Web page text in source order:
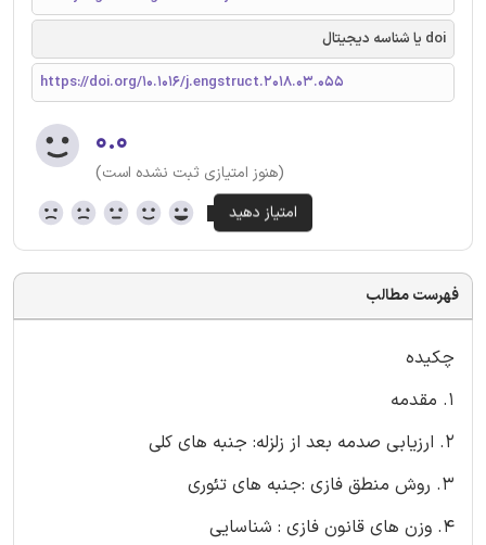
doi یا شناسه دیجیتال
https://doi.org/10.1016/j.engstruct.2018.03.055
۰.۰
(هنوز امتیازی ثبت نشده است)
فهرست مطالب
چکیده
1. مقدمه
2. ارزیابی صدمه بعد از زلزله: جنبه های کلی
3. روش منطق فازی :جنبه های تئوری
4. وزن های قانون فازی : شناسایی